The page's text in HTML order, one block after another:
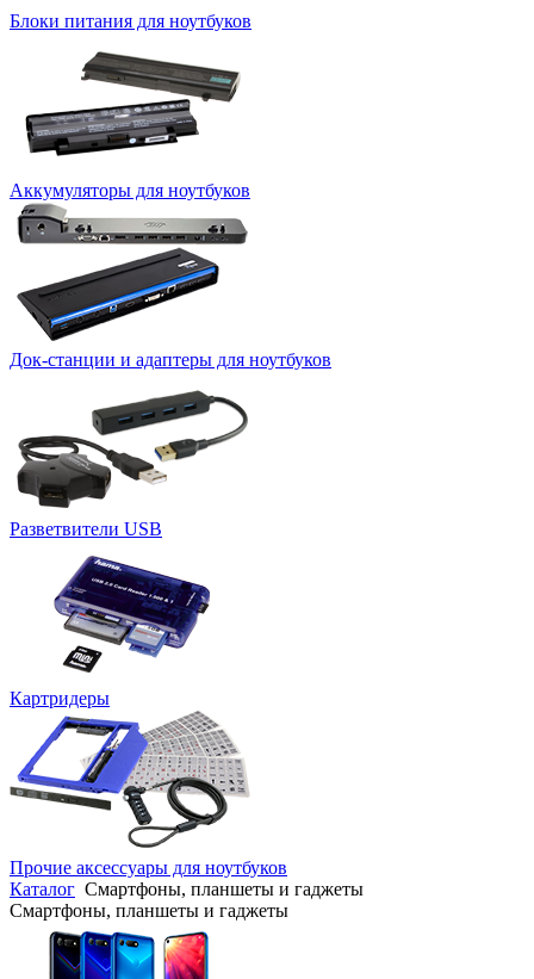
Блоки питания для ноутбуков
Аккумуляторы для ноутбуков
Док-станции и адаптеры для ноутбуков
Разветвители USB
Картридеры
Прочие аксессуары для ноутбуков
Каталог Смартфоны, планшеты и гаджеты
Смартфоны, планшеты и гаджеты